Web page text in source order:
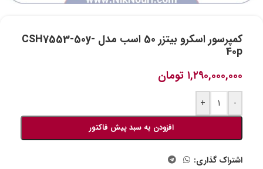
کمپرسور اسکرو بیتزر 50 اسب مدل CSH7553-50y-
40p
۱,۲۹۰,۰۰۰,۰۰۰ تومان
-
+
افزودن به سبد پیش فاکتور
اشتراک گذاری: